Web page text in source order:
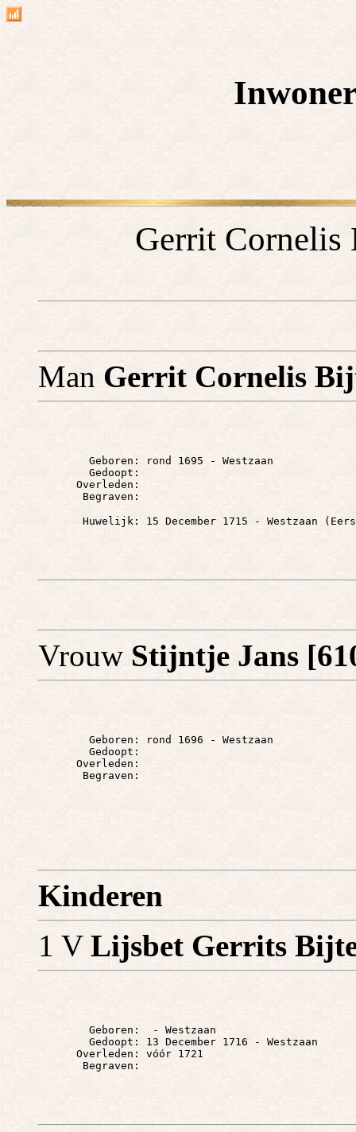
Gerrit Cornelis
Man Gerrit Cornelis
        Geboren: rond 1695 - Westzaan
        Gedoopt:
      Overleden:
Huwelijk: 15 December 1715 - Westzaan
Vrouw Stijntje Jans
        Geboren: rond 1696 - Westzaan
        Gedoopt:
      Overleden:
Kinderen
1 V Lijsbet Gerrits
        Geboren:  - Westzaan
        Gedoopt: 13 December 1716 - Westzaan
      Overleden: vóór 1721